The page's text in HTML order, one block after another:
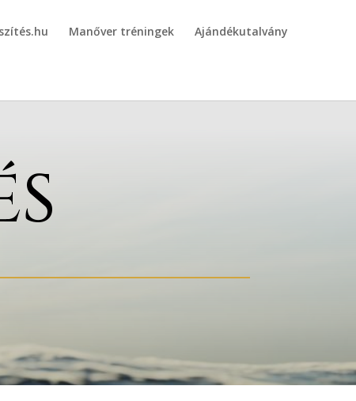
Manőver tréningek Ajándékutalvány